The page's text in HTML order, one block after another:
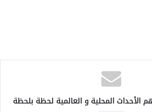
الأحداث المحلية و العالمية لحظة بلحظة